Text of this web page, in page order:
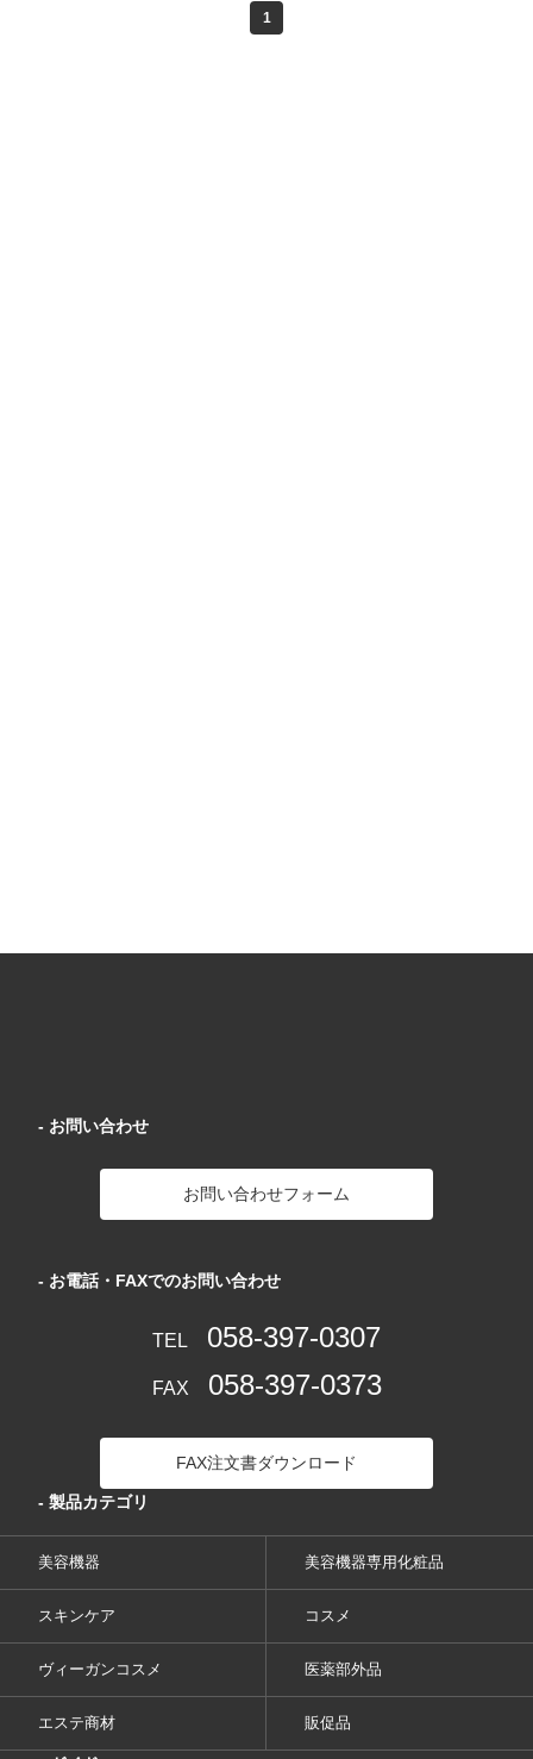
1
- 製品カテゴリ
美容機器 美容機器専用化粧品
スキンケア コスメ
ヴィーガンコスメ 医薬部外品
エステ商材 販促品
- お問い合わせ
お問い合わせフォーム
- お電話・FAXでのお問い合わせ
TEL 058-397-0307
FAX 058-397-0373
FAX注文書ダウンロード